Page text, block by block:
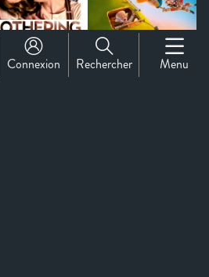
Connexion Rechercher Menu